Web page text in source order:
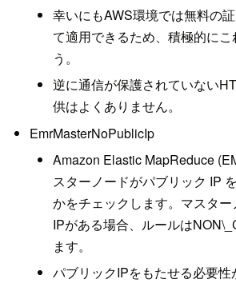
幸いにもAWS環境では無料の
て適用できるため、積極的にこ
う。
逆に通信が保護されていない
供はよくありません。
EmrMasterNoPublicIp
Amazon Elastic MapReduce
スターノードがパブリック IP
かをチェックします。マスタ
IPがある場合、ルールは
ます。
パブリックIPをもたせる必要